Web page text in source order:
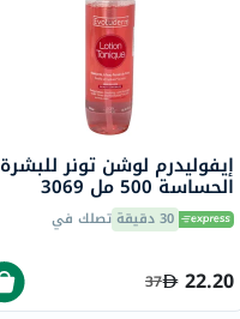
إيفوليدرم لوشن تونر للبشرة
الحساسة 500 مل 3069
30 دقيقة تصلك في
22.20
37